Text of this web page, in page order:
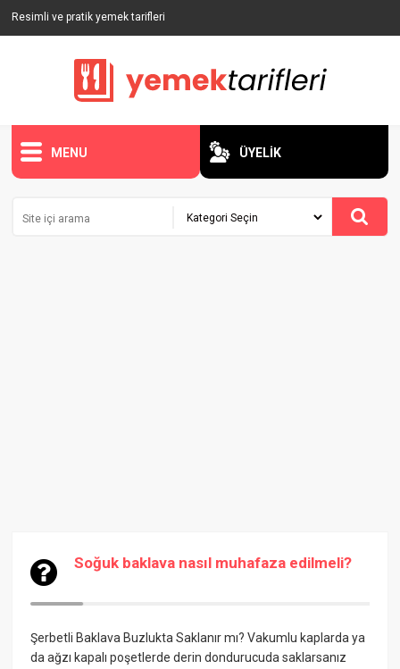
Resimli ve pratik yemek tarifleri
MENU ÜYELİK
Soğuk baklava nasıl muhafaza edilmeli?
Şerbetli Baklava Buzlukta Saklanır mı? Vakumlu kaplarda ya
da ağzı kapalı poşetlerde derin dondurucuda saklarsanız